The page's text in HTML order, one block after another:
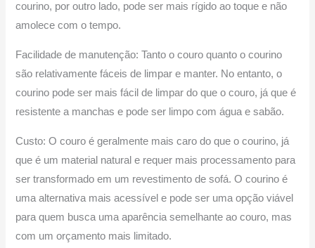
courino, por outro lado, pode ser mais rígido ao toque e não
amolece com o tempo.
Facilidade de manutenção: Tanto o couro quanto o courino
são relativamente fáceis de limpar e manter. No entanto, o
courino pode ser mais fácil de limpar do que o couro, já que é
resistente a manchas e pode ser limpo com água e sabão.
Custo: O couro é geralmente mais caro do que o courino, já
que é um material natural e requer mais processamento para
ser transformado em um revestimento de sofá. O courino é
uma alternativa mais acessível e pode ser uma opção viável
para quem busca uma aparência semelhante ao couro, mas
com um orçamento mais limitado.